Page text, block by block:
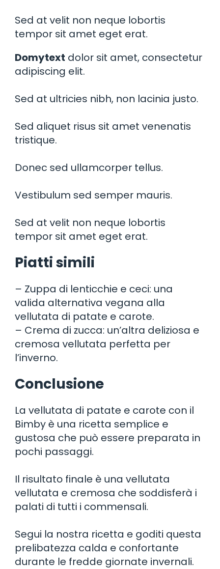
Sed at velit non neque lobortis
tempor sit amet eget erat.
Domytext dolor sit amet, consectetur
adipiscing elit.
Sed at ultricies nibh, non lacinia justo.
Sed aliquet risus sit amet venenatis
tristique.
Donec sed ullamcorper tellus.
Vestibulum sed semper mauris.
Sed at velit non neque lobortis
tempor sit amet eget erat.
Piatti simili
– Zuppa di lenticchie e ceci: una
valida alternativa vegana alla
vellutata di patate e carote.
– Crema di zucca: un’altra deliziosa e
cremosa vellutata perfetta per
l’inverno.
Conclusione
La vellutata di patate e carote con il
Bimby è una ricetta semplice e
gustosa che può essere preparata in
pochi passaggi.
Il risultato finale è una vellutata
vellutata e cremosa che soddisferà i
palati di tutti i commensali.
Segui la nostra ricetta e goditi questa
prelibatezza calda e confortante
durante le fredde giornate invernali.